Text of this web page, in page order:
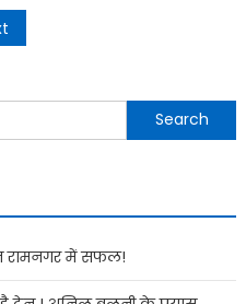
रामनगर में सफल!